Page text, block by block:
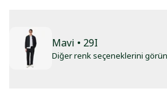
Mavi • 29I
Diğer renk seçeneklerini